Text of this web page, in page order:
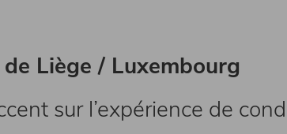
Liège / Luxembourg
sur l’expérience de